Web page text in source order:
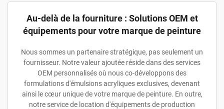
Au-delà de la fourniture : Solutions OEM et
équipements pour votre marque de peinture
Nous sommes un partenaire stratégique, pas seulement un
fournisseur. Notre valeur ajoutée réside dans des services
OEM personnalisés où nous co-développons des
formulations d'émulsions acryliques exclusives, devenant
ainsi le cœur unique de votre marque de peinture. En outre,
notre service de location d'équipements de production